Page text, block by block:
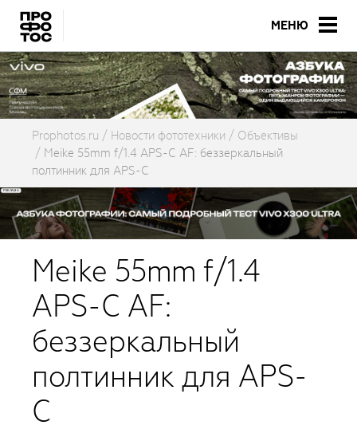
МЕНЮ
Prophotos.ru Новости фототехники
Объективы
Meike 55mm f/1.4 APS-C AF: беззеркальный
полтинник для APS-C
Meike 55mm f/1.4
APS-C AF:
беззеркальный
полтинник для APS-
C